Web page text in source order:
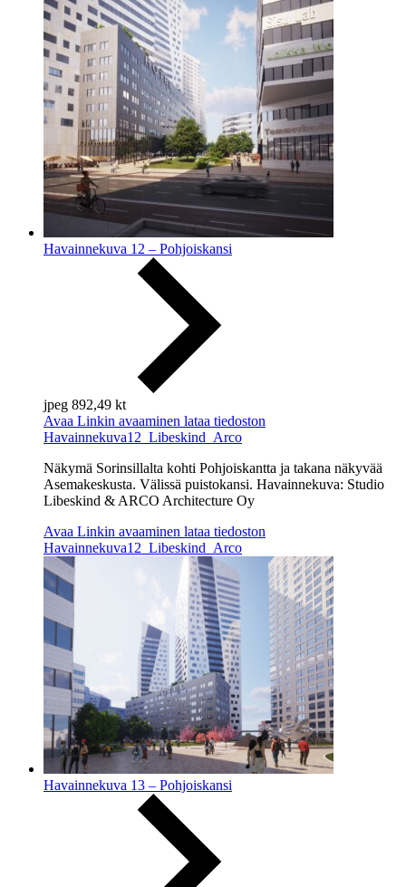
Havainnekuva 12 – Pohjoiskansi
jpeg 892,49 kt
Avaa Linkin avaaminen lataa tiedoston
Havainnekuva12_Libeskind_Arco
Näkymä Sorinsillalta kohti Pohjoiskantta ja takana näkyvää
Asemakeskusta. Välissä puistokansi. Havainnekuva: Studio
Libeskind & ARCO Architecture Oy
Avaa Linkin avaaminen lataa tiedoston
Havainnekuva12_Libeskind_Arco
Havainnekuva 13 – Pohjoiskansi